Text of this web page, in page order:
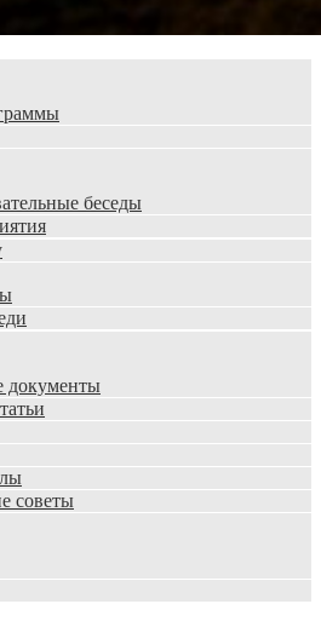
беседы
документы
советы